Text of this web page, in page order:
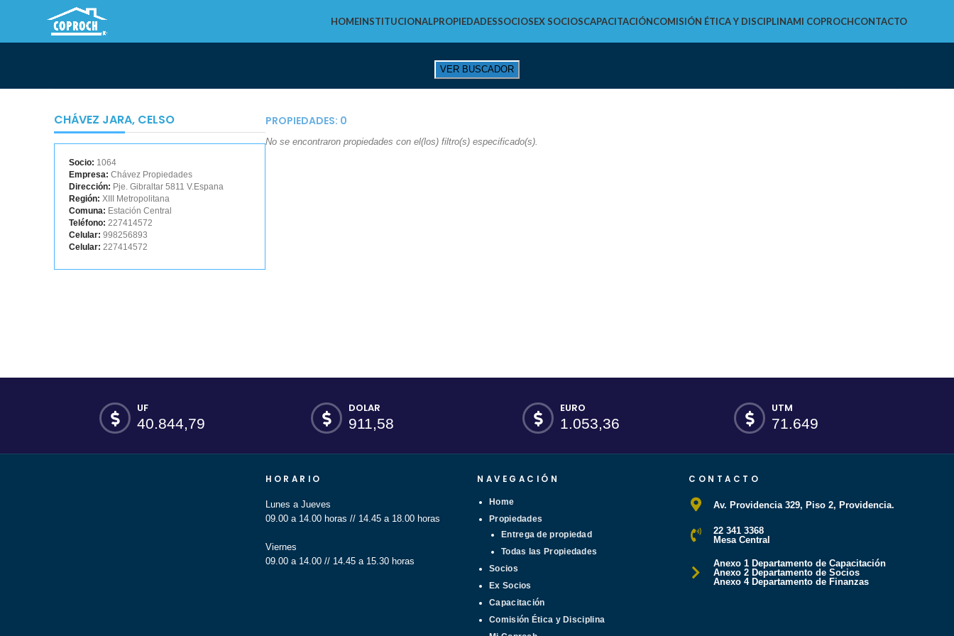
HOMEINSTITUCIONALPROPIEDADESSOCIOSEX SOCIOSCAPACITACIÓNCOMISIÓN ÉTICA Y DISCIPLINAMI COPROCHCONTACTO
CHÁVEZ JARA, CELSO
Socio: 1064
Empresa: Chávez Propiedades
Dirección: Pje. Gibraltar 5811 V.Espana
Región: XIII Metropolitana
Comuna: Estación Central
Teléfono: 227414572
Celular: 998256893
Celular: 227414572
PROPIEDADES: 0
No se encontraron propiedades con el(los) filtro(s) especificado(s).
UF
40.844,79
DOLAR
911,58
EURO
1.053,36
UTM
71.649
HORARIO
Lunes a Jueves
09.00 a 14.00 horas // 14.45 a 18.00 horas
Viernes
09.00 a 14.00 // 14.45 a 15.30 horas
NAVEGACIÓN
Home
Propiedades
Entrega de propiedad
Todas las Propiedades
Socios
Ex Socios
Capacitación
Comisión Ética y Disciplina
CONTACTO
Av. Providencia 329, Piso 2, Providencia.
22 341 3368
Mesa Central
Anexo 1 Departamento de Capacitación
Anexo 2 Departamento de Socios
Anexo 4 Departamento de Finanzas